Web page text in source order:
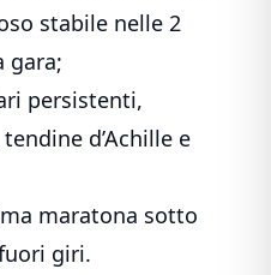
stabile nelle 2
gara;
persistenti,
d’Achille e
maratona sotto
giri.